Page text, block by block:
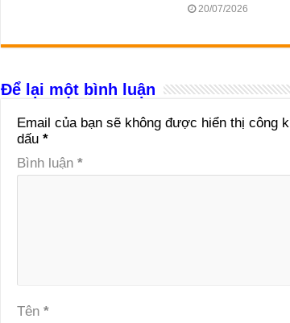
20/07/2026
Để lại một bình luận
Email của bạn sẽ không được hiển thị công
dấu *
Bình luận *
Tên *